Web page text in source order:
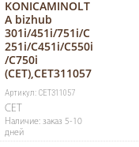
KONICAMINOLT
A bizhub
301i/451i/751i/C
251i/C451i/C550i
/C750i
(CET),CET311057
Артикул: CET311057
CET
Наличие: заказ 5-10
дней